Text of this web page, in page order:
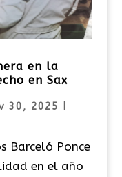
en la
en Sax
30, 2025
Barceló Ponce
en el año